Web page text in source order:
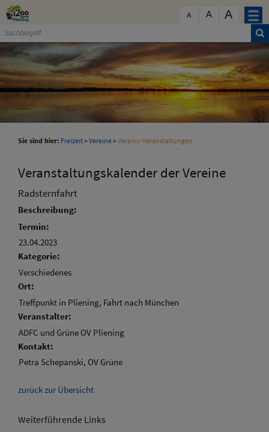
Zum Inhalt
A A A
Sie sind hier: Freizeit>Vereine>Vereins-Veranstaltungen
Veranstaltungskalender der Vereine
Radsternfahrt
Beschreibung:
Termin:
23.04.2023
Kategorie:
Verschiedenes
Ort:
Treffpunkt in Pliening, Fahrt nach München
Veranstalter:
ADFC und Grüne OV Pliening
Kontakt:
Petra Schepanski, OV Grüne
zurück zur Übersicht
Weiterführende Links
schließen